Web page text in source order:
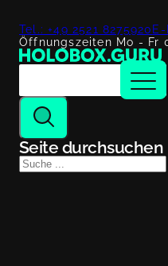
Tel.: +49 2521 8275920
Öffnungszeiten Mo - Fr
Seite durchsuchen